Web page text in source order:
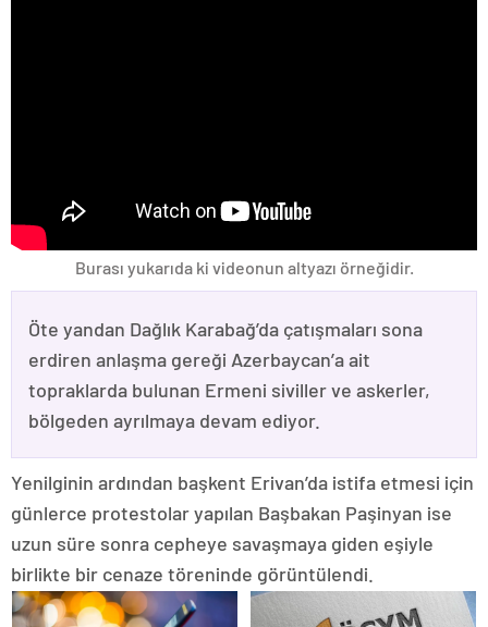
Burası yukarıda ki videonun altyazı örneğidir.
Öte yandan Dağlık Karabağ’da çatışmaları sona
erdiren anlaşma gereği Azerbaycan’a ait
topraklarda bulunan Ermeni siviller ve askerler,
bölgeden ayrılmaya devam ediyor.
Yenilginin ardından başkent Erivan’da istifa etmesi için
günlerce protestolar yapılan Başbakan Paşinyan ise
uzun süre sonra cepheye savaşmaya giden eşiyle
birlikte bir cenaze töreninde görüntülendi.